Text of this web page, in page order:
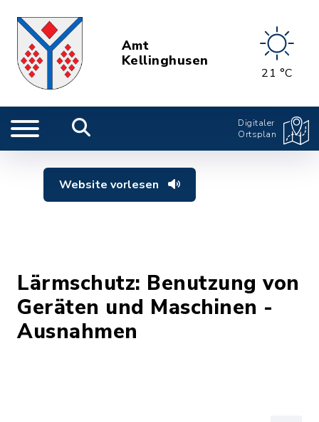
Amt
Kellinghusen
21 °C
Digitaler
Ortsplan
Website vorlesen
Lärmschutz: Benutzung von
Geräten und Maschinen -
Ausnahmen